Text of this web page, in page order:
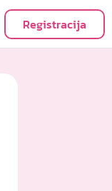
Registracija